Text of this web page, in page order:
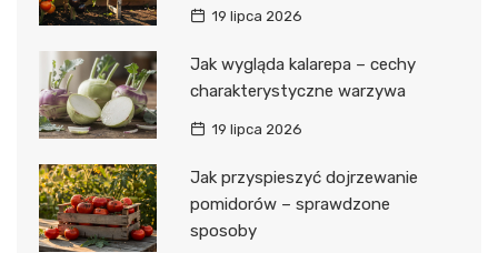
19 lipca 2026
Jak wygląda kalarepa – cechy
charakterystyczne warzywa
19 lipca 2026
Jak przyspieszyć dojrzewanie
pomidorów – sprawdzone
sposoby